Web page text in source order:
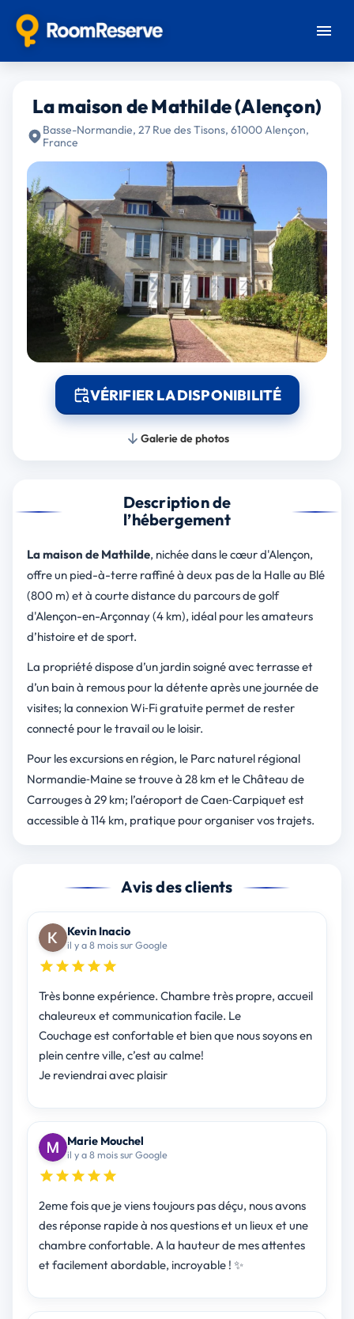
La maison de Mathilde (Alençon)
Basse-Normandie, 27 Rue des Tisons, 61000 Alençon,
France
VÉRIFIER LA DISPONIBILITÉ
Galerie de photos
Description de
l’hébergement
La maison de Mathilde, nichée dans le cœur d'Alençon,
offre un pied-à-terre raffiné à deux pas de la Halle au Blé
(800 m) et à courte distance du parcours de golf
d'Alençon-en-Arçonnay (4 km), idéal pour les amateurs
d’histoire et de sport.
La propriété dispose d’un jardin soigné avec terrasse et
d’un bain à remous pour la détente après une journée de
visites; la connexion Wi‑Fi gratuite permet de rester
connecté pour le travail ou le loisir.
Pour les excursions en région, le Parc naturel régional
Normandie‑Maine se trouve à 28 km et le Château de
Carrouges à 29 km; l’aéroport de Caen‑Carpiquet est
accessible à 114 km, pratique pour organiser vos trajets.
Avis des clients
Kevin Inacio
il y a 8 mois sur Google
Très bonne expérience. Chambre très propre, accueil
chaleureux et communication facile. Le
Couchage est confortable et bien que nous soyons en
plein centre ville, c’est au calme!
Je reviendrai avec plaisir
Marie Mouchel
il y a 8 mois sur Google
2eme fois que je viens toujours pas déçu, nous avons
des réponse rapide à nos questions et un lieux et une
chambre confortable. A la hauteur de mes attentes
et facilement abordable, incroyable ! ✨️